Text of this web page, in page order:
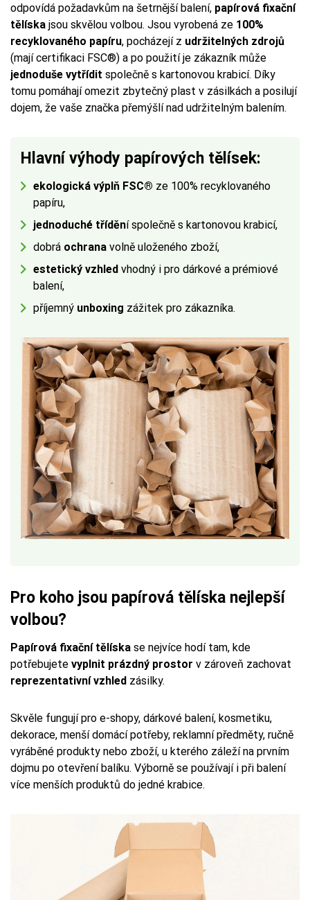
odpovídá požadavkům na šetrnější balení, papírová fixační
tělíska jsou skvělou volbou. Jsou vyrobená ze 100%
recyklovaného papíru, pocházejí z udržitelných zdrojů
(mají certifikaci FSC®) a po použití je zákazník může
jednoduše vytřídit společně s kartonovou krabicí. Díky
tomu pomáhají omezit zbytečný plast v zásilkách a posilují
dojem, že vaše značka přemýšlí nad udržitelným balením.
Hlavní výhody papírových tělísek:
ekologická výplň FSC® ze 100% recyklovaného
papíru,
jednoduché třídění společně s kartonovou krabicí,
dobrá ochrana volně uloženého zboží,
estetický vzhled vhodný i pro dárkové a prémiové
balení,
příjemný unboxing zážitek pro zákazníka.
Pro koho jsou papírová tělíska nejlepší
volbou?
Papírová fixační tělíska se nejvíce hodí tam, kde
potřebujete vyplnit prázdný prostor v zároveň zachovat
reprezentativní vzhled zásilky.
Skvěle fungují pro e-shopy, dárkové balení, kosmetiku,
dekorace, menší domácí potřeby, reklamní předměty, ručně
vyráběné produkty nebo zboží, u kterého záleží na prvním
dojmu po otevření balíku. Výborně se používají i při balení
více menších produktů do jedné krabice.